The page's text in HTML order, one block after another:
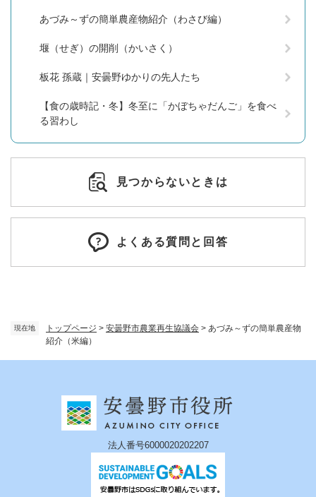
現在地 トップページ > 安曇野市農業再生協議会 > あづみ～ずの簡単農産物
紹介（米編）
あづみ～ずの簡単農産物紹介（わさび編）
堰（せぎ）の開削（かいさく）
板花 孫蔵｜安曇野ゆかりの先人たち
【食の歳時記・冬】冬至に「かぼちゃだんご」を食べ
る習わし
見つからないときは
よくある質問と回答
法人番号6000020202207